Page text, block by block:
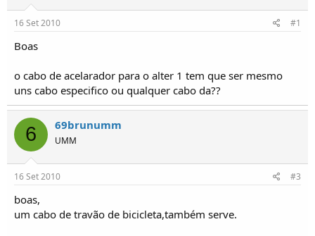
d
o
r
T
ó
p
i
c
o
o
16 Set 2010 #1
Boas
o cabo de acelarador para o alter 1 tem que ser mesmo
uns cabo especifico ou qualquer cabo da??
6 69brunumm
UMM
16 Set 2010 #3
boas,
um cabo de travão de bicicleta,também serve.